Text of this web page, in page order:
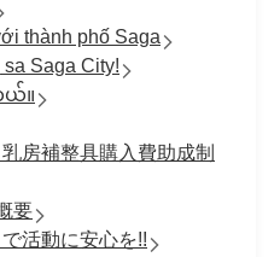
thành phố Saga
Saga City!
ယ်။
房補整具購入費助成制
要
活動に安心を!!